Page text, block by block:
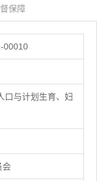
保障
00010
口与计划生育、妇
会